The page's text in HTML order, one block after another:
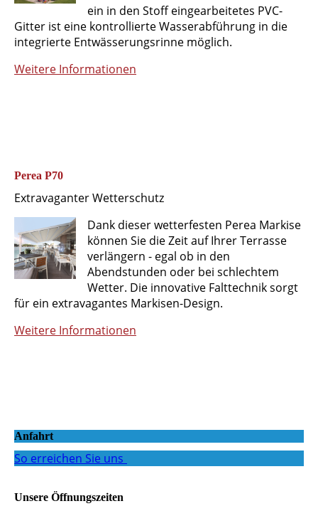
ein in den Stoff eingearbeitetes PVC-
Gitter ist eine kontrollierte Wasserabführung in die
integrierte Entwässerungsrinne möglich.
Weitere Informationen
Perea P70
Extravaganter Wetterschutz
Dank dieser wetterfesten Perea Markise
können Sie die Zeit auf Ihrer Terrasse
verlängern - egal ob in den
Abendstunden oder bei schlechtem
Wetter. Die innovative Falttechnik sorgt
für ein extravagantes Markisen-Design.
Weitere Informationen
Anfahrt
So erreichen Sie uns
Unsere Öffnungszeiten